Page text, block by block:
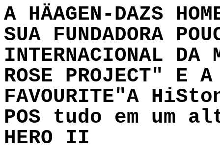
A HÄAGEN-DAZS
SUA FUNDADORA
INTERNACIONAL DA
ROSE PROJECT" E
FAVOURITE"A
POS tudo em um
HERO II